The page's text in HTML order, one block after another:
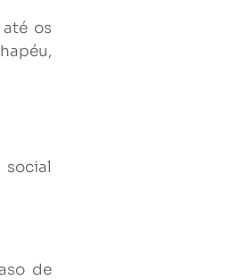
os
de